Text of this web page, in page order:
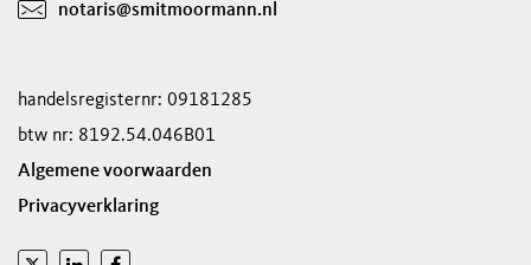
notaris@smitmoormann.nl
handelsregisternr: 09181285
btw nr: 8192.54.046B01
Algemene voorwaarden
Privacyverklaring